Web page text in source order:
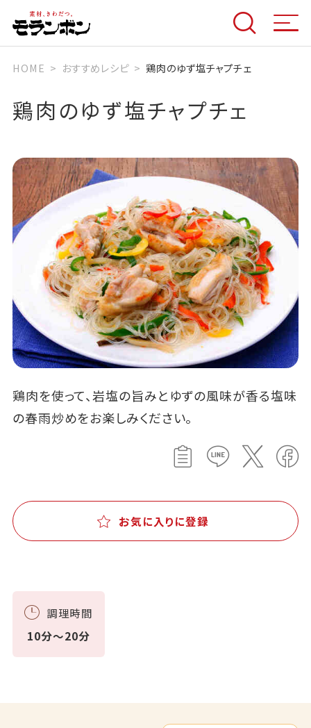
HOME おすすめレシピ 鶏肉のゆず塩チャプチェ
鶏肉のゆず塩チャプチェ
鶏肉を使って、岩塩の旨みとゆずの風味が香る塩味
の春雨炒めをお楽しみください。
お気に入りに登録
調理時間
10分～20分